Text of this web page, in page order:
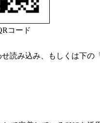
コード
読み込み、もしくは下の